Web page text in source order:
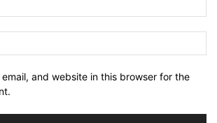
email, and website in this browser for the